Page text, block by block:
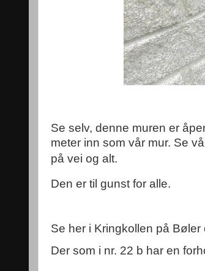
Se selv, denne muren er
meter inn som vår mur. Se
på vei og alt.
Den er til gunst for alle.
Se her i Kringkollen på
Der som i nr. 22 b har en